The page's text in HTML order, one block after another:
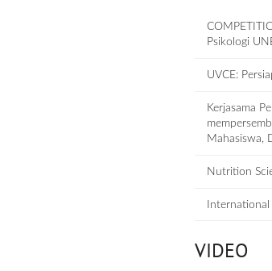
Psikologi
UVCE:
Kerjasama
Mahasiswa,
Nutrition
VIDEO